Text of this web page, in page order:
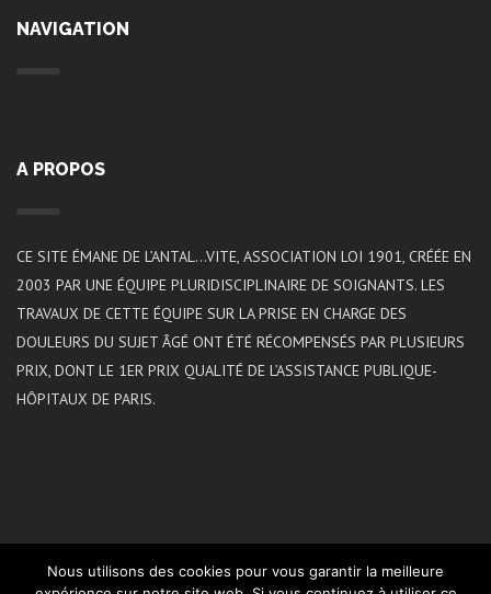
NAVIGATION
A PROPOS
CE SITE ÉMANE DE L’ANTAL…VITE, ASSOCIATION LOI 1901, CRÉÉE EN
2003 PAR UNE ÉQUIPE PLURIDISCIPLINAIRE DE SOIGNANTS. LES
TRAVAUX DE CETTE ÉQUIPE SUR LA PRISE EN CHARGE DES
DOULEURS DU SUJET ÂGÉ ONT ÉTÉ RÉCOMPENSÉS PAR PLUSIEURS
PRIX, DONT LE 1ER PRIX QUALITÉ DE L’ASSISTANCE PUBLIQUE-
HÔPITAUX DE PARIS.
Nous utilisons des cookies pour vous garantir la meilleure